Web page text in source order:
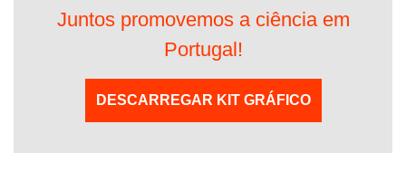
Juntos promovemos a ciência em
Portugal!
DESCARREGAR KIT GRÁFICO